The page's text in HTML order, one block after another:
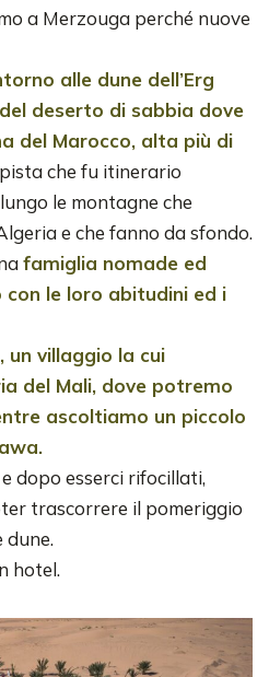
a Merzouga perché nuove
alle dune dell’Erg
deserto di sabbia dove
del Marocco, alta più di
che fu itinerario
le montagne che
e che fanno da sfondo.
famiglia nomade ed
le loro abitudini ed i
un villaggio la cui
del Mali, dove potremo
ascoltiamo un piccolo
dopo esserci rifocillati,
trascorrere il pomeriggio
hotel.